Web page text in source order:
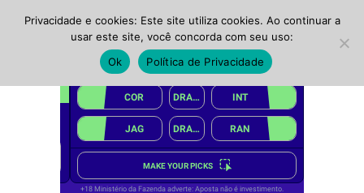
Privacidade e cookies: Este site utiliza cookies. Ao continuar a
usar este site, você concorda com seu uso:
Ok
Política de Privacidade